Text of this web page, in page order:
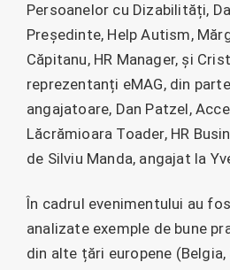
Persoanelor cu Dizabilități,
Președinte, Help Autism,
Căpitanu, HR Manager, și
reprezentanți eMAG, din
angajatoare, Dan Patzel,
Lăcrămioara Toader, HR
de Silviu Manda, angajat la
În cadrul evenimentului au
analizate exemple de bune
din alte țări europene (Belgia,